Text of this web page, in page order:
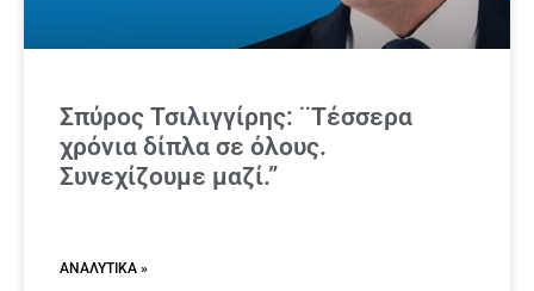
Σπύρος Τσιλιγγίρης: ¨Τέσσερα
χρόνια δίπλα σε όλους.
Συνεχίζουμε μαζί.”
ΑΝΑΛΥΤΙΚΆ »